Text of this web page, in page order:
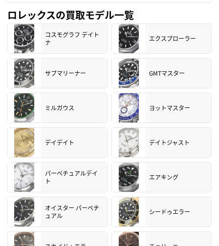
ロレックスの買取モデル一覧
コスモグラフ デイト
ナ
エクスプローラー
サブマリーナー GMTマスター
ミルガウス ヨットマスター
デイデイト デイトジャスト
パーペチュアルデイ
ト
エアキング
オイスター パーペチ
ュアル
シードゥエラー